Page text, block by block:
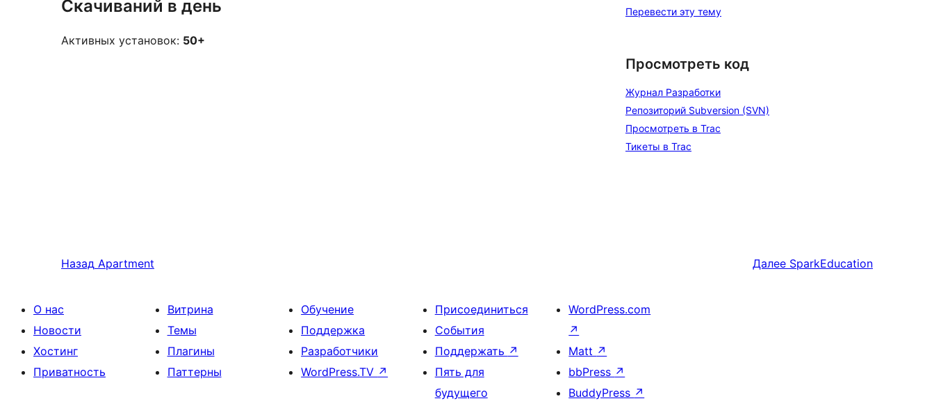
Скачиваний в день
Активных установок: 50+
Перевести эту тему
Просмотреть код
Журнал Разработки
Репозиторий Subversion (SVN)
Просмотреть в Trac
Тикеты в Trac
Назад Apartment Далее SparkEducation
О нас
Новости
Хостинг
Приватность
Витрина
Темы
Плагины
Паттерны
Обучение
Поддержка
Разработчики
WordPress.TV ↗
Присоединиться
События
Поддержать ↗
Пять для
будущего
WordPress.com
↗
Matt ↗
bbPress ↗
BuddyPress ↗